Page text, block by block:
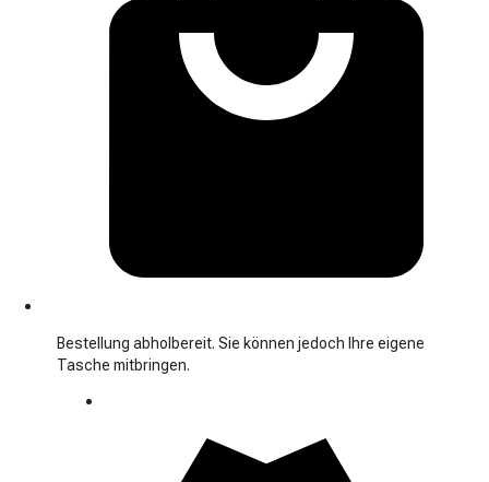
Bestellung abholbereit. Sie können jedoch Ihre eigene
Tasche mitbringen.